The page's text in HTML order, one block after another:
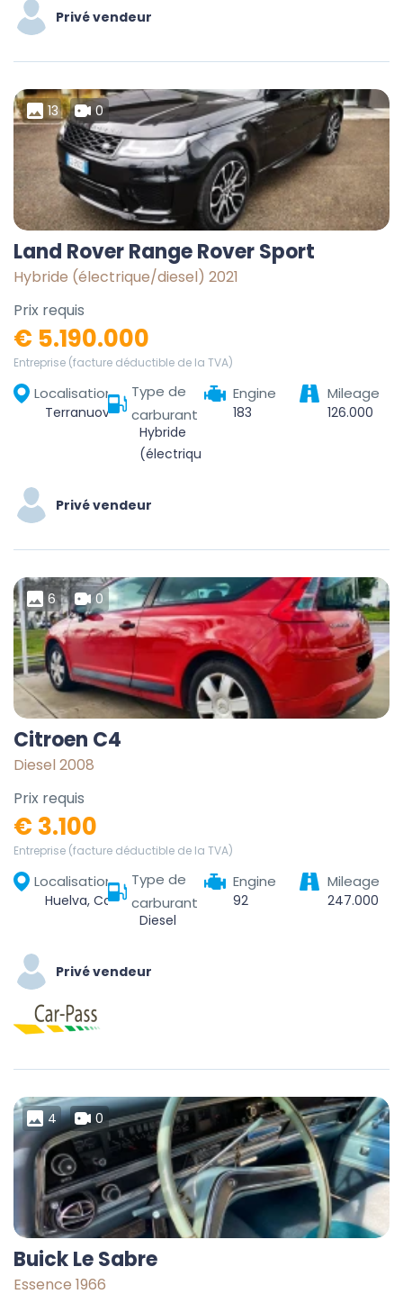
Privé vendeur
13 0
Land Rover Range Rover Sport
Hybride (électrique/diesel) 2021
Prix requis
€ 5.190.000
Entreprise (facture déductible de la TVA)
Localisation
Terranuova Bracciolini, Arezzo, Toscana, 52028, Italia
Type de
carburant
Hybride
(électrique/diesel)
Engine
183
Mileage
126.000
Privé vendeur
6 0
Citroen C4
Diesel 2008
Prix requis
€ 3.100
Entreprise (facture déductible de la TVA)
Localisation
Huelva, Comarca Metropolitana de Huelva, Huelva, Andalucía, España
Type de
carburant
Diesel
Engine
92
Mileage
247.000
Privé vendeur
4 0
Buick Le Sabre
Essence 1966